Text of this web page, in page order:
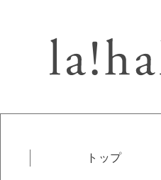
トップ